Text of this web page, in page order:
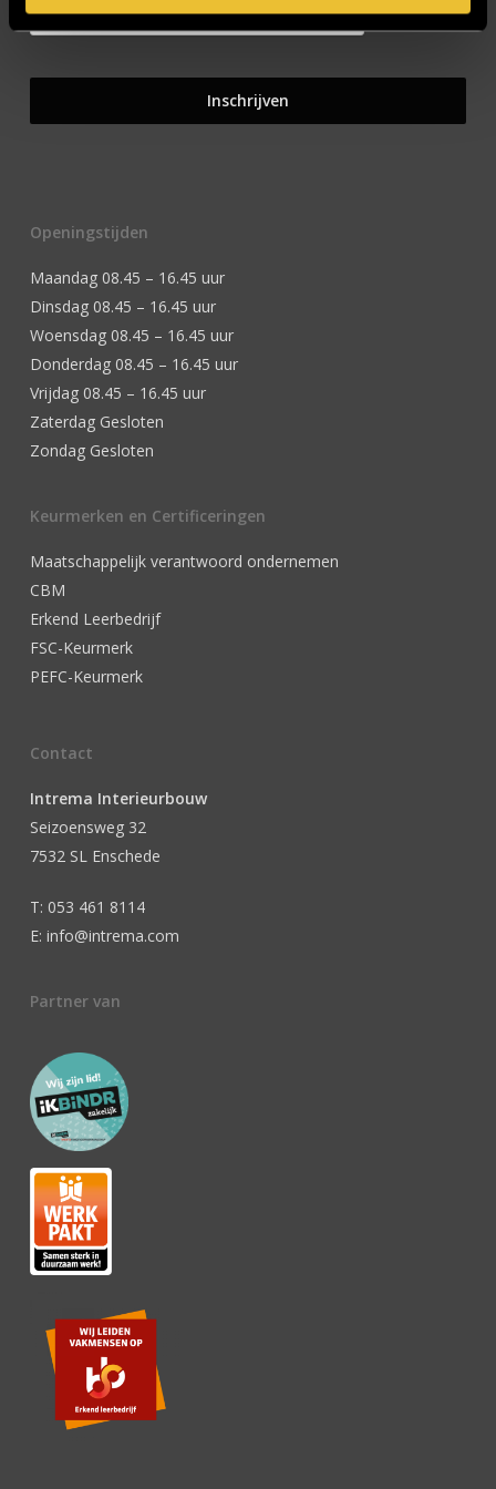
Openingstijden
Maandag 08.45 – 16.45 uur
Dinsdag 08.45 – 16.45 uur
Woensdag 08.45 – 16.45 uur
Donderdag 08.45 – 16.45 uur
Vrijdag 08.45 – 16.45 uur
Zaterdag Gesloten
Zondag Gesloten
Keurmerken en Certificeringen
Maatschappelijk verantwoord ondernemen
CBM
Erkend Leerbedrijf
FSC-Keurmerk
PEFC-Keurmerk
Contact
Intrema Interieurbouw
Seizoensweg 32
7532 SL Enschede
T: 053 461 8114
E: info@intrema.com
Partner van